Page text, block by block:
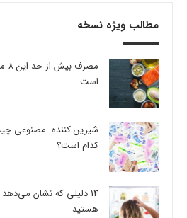
مطالب ویژه نسخه
است
شیرین کننده مصنوعی
کدام است؟
14 دلیلی که نشان
هستید